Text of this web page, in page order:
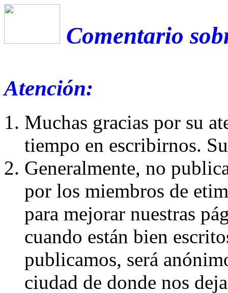
Comentario
Atención:
Muchas gracias por su
tiempo en escribirnos.
Generalmente, no
por los miembros de
para mejorar nuestras
cuando están bien
publicamos, será
ciudad de donde nos